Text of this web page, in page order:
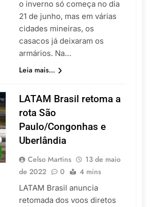
o inverno só começa no dia
21 de junho, mas em várias
cidades mineiras, os
casacos já deixaram os
armários. Na…
Leia mais...
LATAM Brasil retoma a
rota São
Paulo/Congonhas e
Uberlândia
Celso Martins
13 de maio
de 2022
0 4 mins
LATAM Brasil anuncia
retomada dos voos diretos